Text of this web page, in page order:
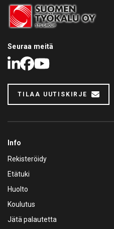
Seuraa meitä
LinkedIn
Facebook
Youtube
TILAA UUTISKIRJE
Info
Rekisteröidy
Etätuki
Huolto
Koulutus
Jätä palautetta